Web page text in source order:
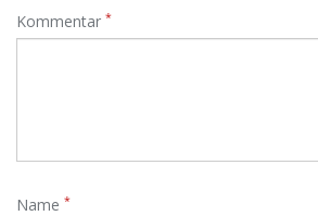
Kommentar *
Name *